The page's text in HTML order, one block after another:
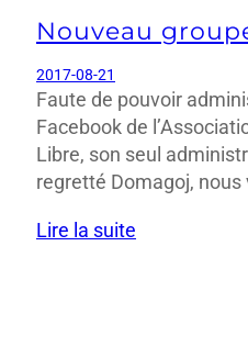
Nouveau
2017-08-21
Faute de pouvoir
Facebook de
Libre, son seul
regretté Domagoj, nous
Lire la suite